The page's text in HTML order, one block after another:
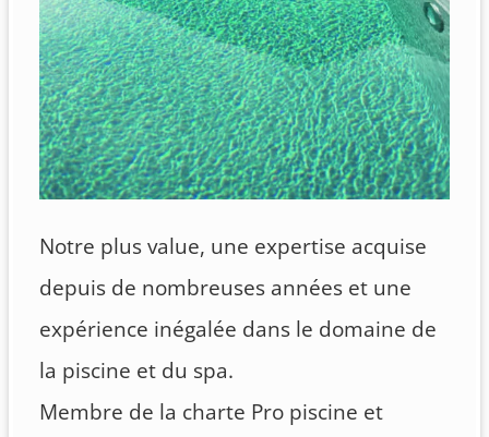
Notre plus value, une expertise acquise
depuis de nombreuses années et une
expérience inégalée dans le domaine de
la piscine et du spa.
Membre de la charte Pro piscine et